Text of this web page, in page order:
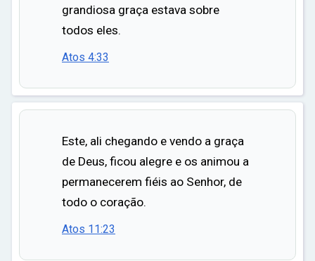
grandiosa graça estava sobre
todos eles.
Atos 4:33
Este, ali chegando e vendo a graça
de Deus, ficou alegre e os animou a
permanecerem fiéis ao Senhor, de
todo o coração.
Atos 11:23